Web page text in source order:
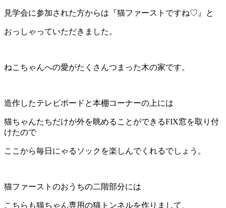
見学会に参加された方からは『猫ファーストですね♡』と
おっしゃっていただきました。
ねこちゃんへの愛がたくさんつまった木の家です。
造作したテレビボードと本棚コーナーの上には
猫ちゃんたちだけが外を眺めることができるFIX窓を取り付
けたので
ここから毎日にゃるソックを楽しんでくれるでしょう。
猫ファーストのおうちの二階部分には
こちらも猫ちゃん専用の猫トンネルを作りまして、